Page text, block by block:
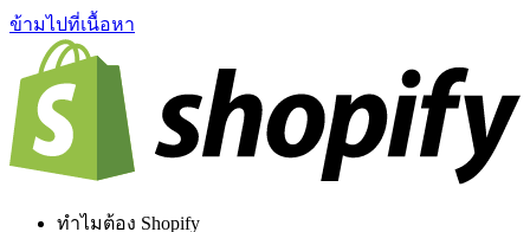
ข้ามไปที่เนื้อหา
ทำไมต้อง Shopify